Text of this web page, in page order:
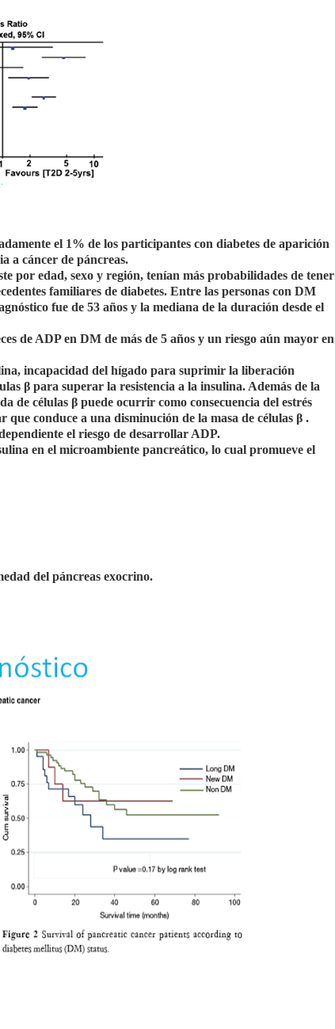
el 1% de los participantes con diabetes de aparición
a cáncer de páncreas.
por edad, sexo y región, tenían más probabilidades de tener
familiares de diabetes. Entre las personas con DM
fue de 53 años y la mediana de la duración desde el
de ADP en DM de más de 5 años y un riesgo aún mayor en
incapacidad del hígado para suprimir la liberación
β para superar la resistencia a la insulina. Además de la
de células β puede ocurrir como consecuencia del estrés
conduce a una disminución de la masa de células β .
el riesgo de desarrollar ADP.
en el microambiente pancreático, lo cual promueve el
del páncreas exocrino.